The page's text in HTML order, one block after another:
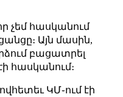
չեմ հասկանում
Այն մասին,
բացատրել
հասկանում։
ԿՄ֊ում էի